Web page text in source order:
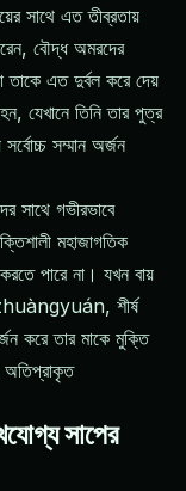
সাথে এত তীব্রতায়
বৌদ্ধ অমরদের
তাকে এত দুর্বল করে দেয়
যেখানে তিনি তার পুত্র
সম্মান অর্জন
সাথে গভীরভাবে
মহাজাগতিক
পারে না। যখন বায়
শীর্ষ
করে তার মাকে মুক্তি
সাপের